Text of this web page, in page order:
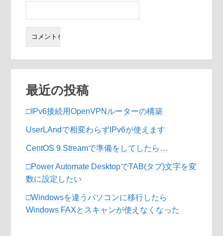
最近の投稿
□IPv6接続用OpenVPNルーターの構築
UserLAndで相変わらずIPv6が使えます
CentOS 9 Streamで準備をしてしたら…
□Power Automate DesktopでTAB(タブ)文字を変
数に設定したい
□Windowsを違うパソコンに移行したら
Windows FAXとスキャンが使えなくなった